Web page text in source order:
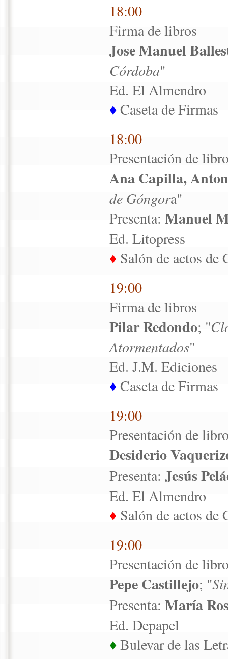
18:00
Firma de libros
Jose Manuel
Córdoba"
Ed. El Almendro
♦Caseta de Firmas
18:00
Presentación de
Ana Capilla,
de Góngora"
Presenta: Manuel
Ed. Litopress
♦ Salón de actos de
19:00
Firma de libros
Pilar Redondo; "
Atormentados"
Ed. J.M. Ediciones
♦Caseta de Firmas
19:00
Presentación de
Desiderio
Presenta: Jesús
Ed. El Almendro
♦ Salón de actos de
19:00
Presentación de
Pepe Castillejo; "
Presenta: María
Ed. Depapel
♦Bulevar de las